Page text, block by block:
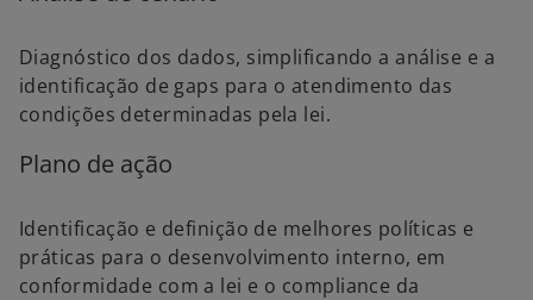
Diagnóstico dos dados, simplificando a análise e a
identificação de gaps para o atendimento das
condições determinadas pela lei.
Plano de ação
Identificação e definição de melhores políticas e
práticas para o desenvolvimento interno, em
conformidade com a lei e o compliance da